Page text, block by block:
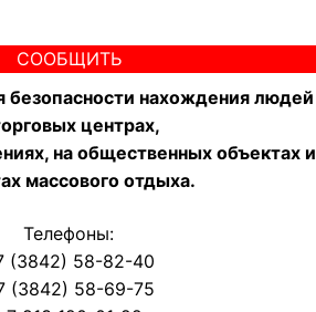
СООБЩИТЬ
безопасности нахождения людей
центрах,
на общественных объектах и
массового отдыха.
Телефоны:
(3842) 58-82-40
(3842) 58-69-75